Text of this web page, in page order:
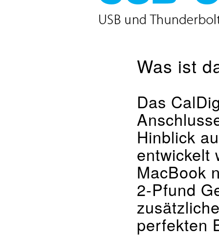
Was ist
Das
Hinblick
entwickelt
MacBook
2-Pfund
perfekten